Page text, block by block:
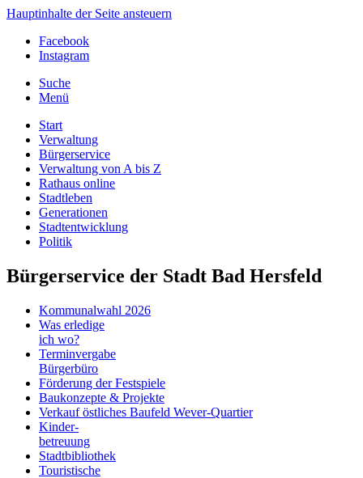
Hauptinhalte der Seite ansteuern
Facebook
Instagram
Suche
Menü
Start
Verwaltung
Bürgerservice
Verwaltung von A bis Z
Rathaus online
Stadtleben
Generationen
Stadtentwicklung
Politik
Bürgerservice der Stadt Bad Hersfeld
Kommunalwahl 2026
Was erledige
ich wo?
Terminvergabe
Bürgerbüro
Förderung der Festspiele
Baukonzepte & Projekte
Verkauf östliches Baufeld Wever-Quartier
Kinder-
betreuung
Stadtbibliothek
Touristische